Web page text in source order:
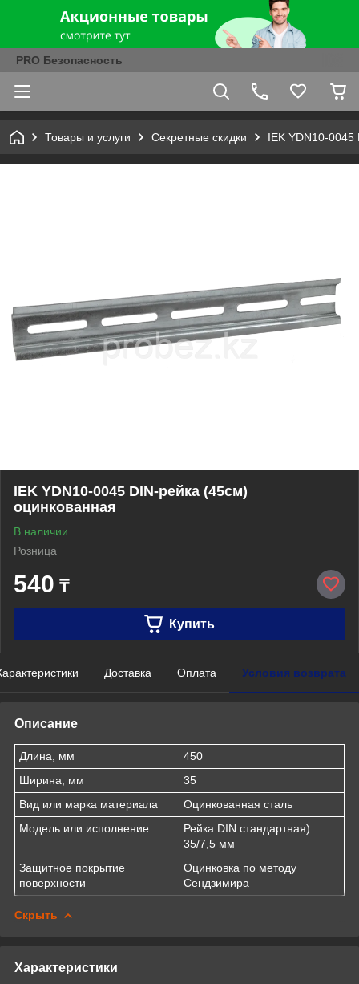
PRO Безопасность
Товары и услуги Секретные скидки IEK YDN10-0045
IEK YDN10-0045 DIN-рейка (45см)
оцинкованная
В наличии
Розница
540 ₸
Купить
Доставка Оплата Условия возврата
Описание
Длина, мм
450
Ширина, мм
35
Вид или марка материала
Оцинкованная сталь
Модель или исполнение
Рейка DIN стандартная)
35/7,5 мм
Защитное покрытие
поверхности
Оцинковка по методу
Сендзимира
Скрыть
Характеристики